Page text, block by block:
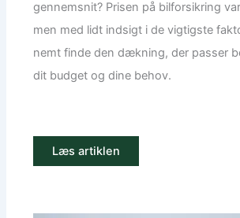
gennemsnit? Prisen på bilforsikring
men med lidt indsigt i de vigtigste
nemt finde den dækning, der passer
dit budget og dine behov.
Læs artiklen